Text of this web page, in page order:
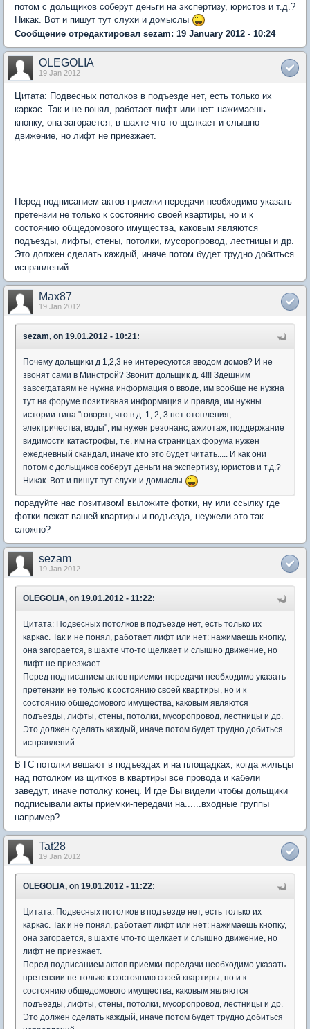
потом с дольщиков соберут деньги на экспертизу, юристов и т.д.?
Никак. Вот и пишут тут слухи и домыслы
Сообщение отредактировал sezam: 19 January 2012 - 10:24
OLEGOLIA
19 Jan 2012
Цитата: Подвесных потолков в подъезде нет, есть только их
каркас. Так и не понял, работает лифт или нет: нажимаешь
кнопку, она загорается, в шахте что-то щелкает и слышно
движение, но лифт не приезжает.
Перед подписанием актов приемки-передачи необходимо указать
претензии не только к состоянию своей квартиры, но и к
состоянию общедомового имущества, каковым являются
подъезды, лифты, стены, потолки, мусоропровод, лестницы и др.
Это должен сделать каждый, иначе потом будет трудно добиться
исправлений.
Max87
19 Jan 2012
sezam, on 19.01.2012 - 10:21:
Почему дольщики д 1,2,3 не интересуются вводом домов? И не
звонят сами в Минстрой? Звонит дольщик д. 4!!! Здешним
завсегдатаям не нужна информация о вводе, им вообще не нужна
тут на форуме позитивная информация и правда, им нужны
истории типа "говорят, что в д. 1, 2, 3 нет отопления,
электричества, воды", им нужен резонанс, ажиотаж, поддержание
видимости катастрофы, т.е. им на страницах форума нужен
ежедневный скандал, иначе кто это будет читать..... И как они
потом с дольщиков соберут деньги на экспертизу, юристов и т.д.?
Никак. Вот и пишут тут слухи и домыслы
порадуйте нас позитивом! выложите фотки, ну или ссылку где
фотки лежат вашей квартиры и подъезда, неужели это так
сложно?
sezam
19 Jan 2012
OLEGOLIA, on 19.01.2012 - 11:22:
Цитата: Подвесных потолков в подъезде нет, есть только их
каркас. Так и не понял, работает лифт или нет: нажимаешь кнопку,
она загорается, в шахте что-то щелкает и слышно движение, но
лифт не приезжает.
Перед подписанием актов приемки-передачи необходимо указать
претензии не только к состоянию своей квартиры, но и к
состоянию общедомового имущества, каковым являются
подъезды, лифты, стены, потолки, мусоропровод, лестницы и др.
Это должен сделать каждый, иначе потом будет трудно добиться
исправлений.
В ГС потолки вешают в подъездах и на площадках, когда жильцы
над потолком из щитков в квартиры все провода и кабели
заведут, иначе потолку конец. И где Вы видели чтобы дольщики
подписывали акты приемки-передачи на......входные группы
например?
Tat28
19 Jan 2012
OLEGOLIA, on 19.01.2012 - 11:22:
Цитата: Подвесных потолков в подъезде нет, есть только их
каркас. Так и не понял, работает лифт или нет: нажимаешь кнопку,
она загорается, в шахте что-то щелкает и слышно движение, но
лифт не приезжает.
Перед подписанием актов приемки-передачи необходимо указать
претензии не только к состоянию своей квартиры, но и к
состоянию общедомового имущества, каковым являются
подъезды, лифты, стены, потолки, мусоропровод, лестницы и др.
Это должен сделать каждый, иначе потом будет трудно добиться